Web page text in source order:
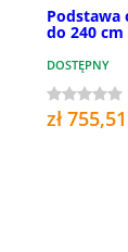
Podstawa
do 240 cm
DOSTĘPNY
zł 755,51